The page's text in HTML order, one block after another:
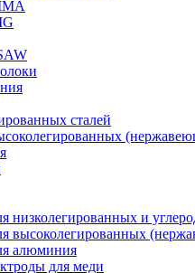
сталей
низколегированных и
высоколегированных
алюминия
для меди